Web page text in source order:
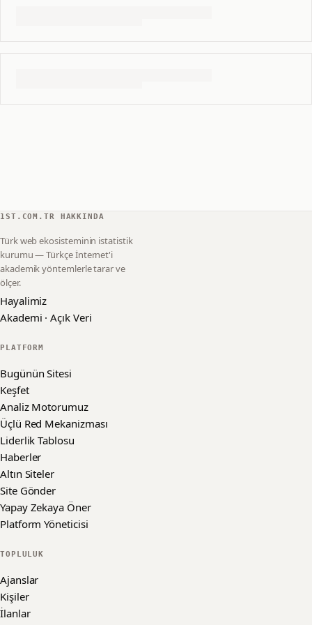
1ST.COM.TR HAKKINDA
Türk web ekosisteminin istatistik
kurumu — Türkçe İnternet'i
akademik yöntemlerle tarar ve
ölçer.
Hayalimiz
Akademi · Açık Veri
PLATFORM
Bugünün Sitesi
Keşfet
Analiz Motorumuz
Üçlü Red Mekanizması
Liderlik Tablosu
Haberler
Altın Siteler
Site Gönder
Yapay Zekaya Öner
Platform Yöneticisi
TOPLULUK
Ajanslar
Kişiler
İlanlar